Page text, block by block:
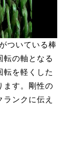
ついている棒
転の軸となる
転を軽くした
ます。剛性の
ンクに伝え